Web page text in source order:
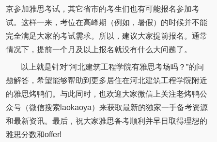
京参加雅思考试，其它省市的考生们也有可能报名参加考
试。这样一来，考位在高峰期（例如，暑假）的时候并不能
完全满足大家的考试需求。所以，建议大家提前报名。通常
情况下，提前一个月及以上报名就没有什么大问题了。
以上就是针对“河北建筑工程学院有雅思考场吗？”的问
题解答，希望能够帮助到更多居住在河北建筑工程学院附近
的雅思烤鸭们。与此同时，也欢迎大家微信上关注老烤鸭公
众号（微信搜索laokaoya）来获取最新的独家一手备考资源
和最新资讯。最后，祝大家雅思备考顺利并早日取得理想的
雅思分数和offer!